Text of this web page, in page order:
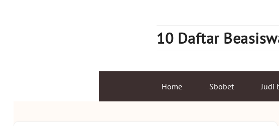
10 Daftar
Home Sbobet Judi